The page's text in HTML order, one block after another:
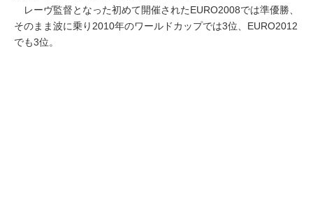
レーヴ監督となった初めて開催されたEURO2008では準優勝、
そのまま波に乗り2010年のワールドカップでは3位、EURO2012
でも3位。